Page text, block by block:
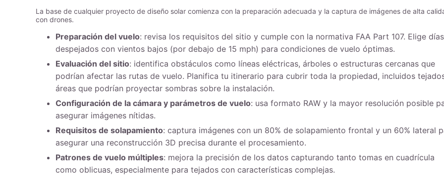
La base de cualquier proyecto de diseño solar comienza con la preparación adecuada y la captura de imágenes de alta
con drones.
Preparación del vuelo: revisa los requisitos del sitio y cumple con la normativa FAA Part 107. Elige días
despejados con vientos bajos (por debajo de 15 mph) para condiciones de vuelo óptimas.
Evaluación del sitio: identifica obstáculos como líneas eléctricas, árboles o estructuras cercanas que
podrían afectar las rutas de vuelo. Planifica tu itinerario para cubrir toda la propiedad, incluidos
áreas que podrían proyectar sombras sobre la instalación.
Configuración de la cámara y parámetros de vuelo: usa formato RAW y la mayor resolución posible
asegurar imágenes nítidas.
Requisitos de solapamiento: captura imágenes con un 80% de solapamiento frontal y un 60% lateral
asegurar una reconstrucción 3D precisa durante el procesamiento.
Patrones de vuelo múltiples: mejora la precisión de los datos capturando tanto tomas en cuadrícula
como oblicuas, especialmente para tejados con características complejas.